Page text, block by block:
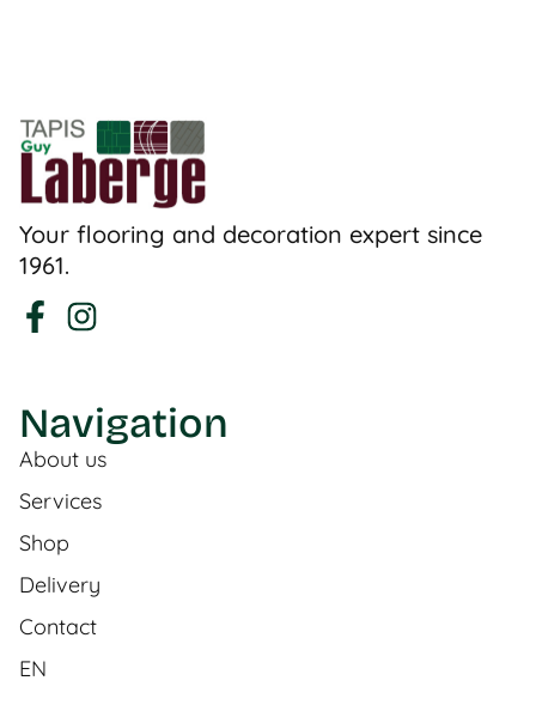
Your flooring and decoration expert since
1961.
Navigation
About us
Services
Shop
Delivery
Contact
EN